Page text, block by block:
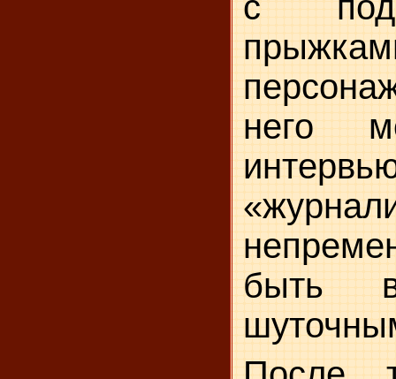
него
быть